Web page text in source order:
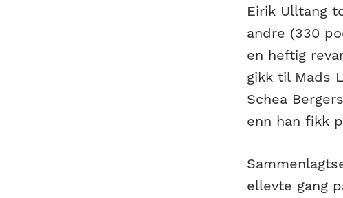
Eirik Ulltang
andre (330
en heftig
gikk til Mads
Schea
enn han fikk
ellevte gang